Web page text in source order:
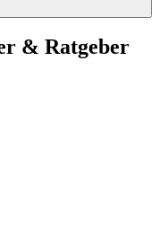
& Ratgeber